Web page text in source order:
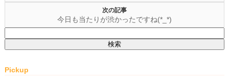
次の記事
今日も当たりが渋かったですね(*_*)
索:
Pickup